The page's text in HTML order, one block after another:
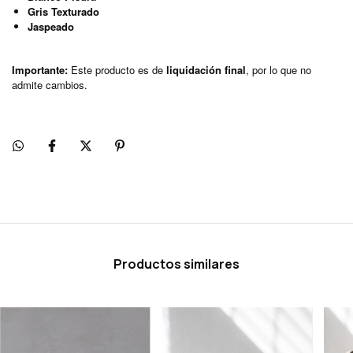
Gris Texturado
Jaspeado
Importante: Este producto es de liquidación final, por lo que no
admite cambios.
Productos similares